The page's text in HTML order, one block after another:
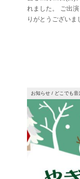
れました。 ご出
りがとうございま
お知らせ / どこでも音